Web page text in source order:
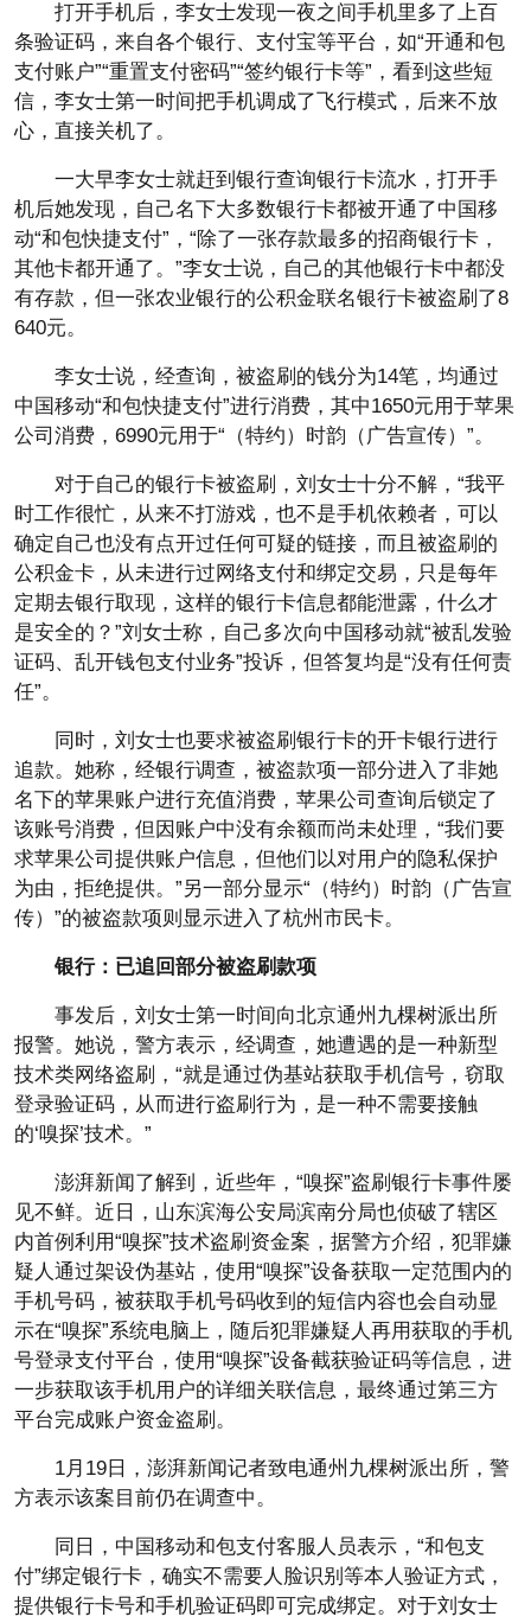
打开手机后，李女士发现一夜之间手机里多了上百
条验证码，来自各个银行、支付宝等平台，如“开通和包
支付账户”“重置支付密码”“签约银行卡等”，看到这些短
信，李女士第一时间把手机调成了飞行模式，后来不放
心，直接关机了。
一大早李女士就赶到银行查询银行卡流水，打开手
机后她发现，自己名下大多数银行卡都被开通了中国移
动“和包快捷支付”，“除了一张存款最多的招商银行卡，
其他卡都开通了。”李女士说，自己的其他银行卡中都没
有存款，但一张农业银行的公积金联名银行卡被盗刷了8
640元。
李女士说，经查询，被盗刷的钱分为14笔，均通过
中国移动“和包快捷支付”进行消费，其中1650元用于苹果
公司消费，6990元用于“（特约）时韵（广告宣传）”。
对于自己的银行卡被盗刷，刘女士十分不解，“我平
时工作很忙，从来不打游戏，也不是手机依赖者，可以
确定自己也没有点开过任何可疑的链接，而且被盗刷的
公积金卡，从未进行过网络支付和绑定交易，只是每年
定期去银行取现，这样的银行卡信息都能泄露，什么才
是安全的？”刘女士称，自己多次向中国移动就“被乱发验
证码、乱开钱包支付业务”投诉，但答复均是“没有任何责
任”。
同时，刘女士也要求被盗刷银行卡的开卡银行进行
追款。她称，经银行调查，被盗款项一部分进入了非她
名下的苹果账户进行充值消费，苹果公司查询后锁定了
该账号消费，但因账户中没有余额而尚未处理，“我们要
求苹果公司提供账户信息，但他们以对用户的隐私保护
为由，拒绝提供。”另一部分显示“（特约）时韵（广告宣
传）”的被盗款项则显示进入了杭州市民卡。
银行：已追回部分被盗刷款项
事发后，刘女士第一时间向北京通州九棵树派出所
报警。她说，警方表示，经调查，她遭遇的是一种新型
技术类网络盗刷，“就是通过伪基站获取手机信号，窃取
登录验证码，从而进行盗刷行为，是一种不需要接触
的‘嗅探’技术。”
澎湃新闻了解到，近些年，“嗅探”盗刷银行卡事件屡
见不鲜。近日，山东滨海公安局滨南分局也侦破了辖区
内首例利用“嗅探”技术盗刷资金案，据警方介绍，犯罪嫌
疑人通过架设伪基站，使用“嗅探”设备获取一定范围内的
手机号码，被获取手机号码收到的短信内容也会自动显
示在“嗅探”系统电脑上，随后犯罪嫌疑人再用获取的手机
号登录支付平台，使用“嗅探”设备截获验证码等信息，进
一步获取该手机用户的详细关联信息，最终通过第三方
平台完成账户资金盗刷。
1月19日，澎湃新闻记者致电通州九棵树派出所，警
方表示该案目前仍在调查中。
同日，中国移动和包支付客服人员表示，“和包支
付”绑定银行卡，确实不需要人脸识别等本人验证方式，
提供银行卡号和手机验证码即可完成绑定。对于刘女士